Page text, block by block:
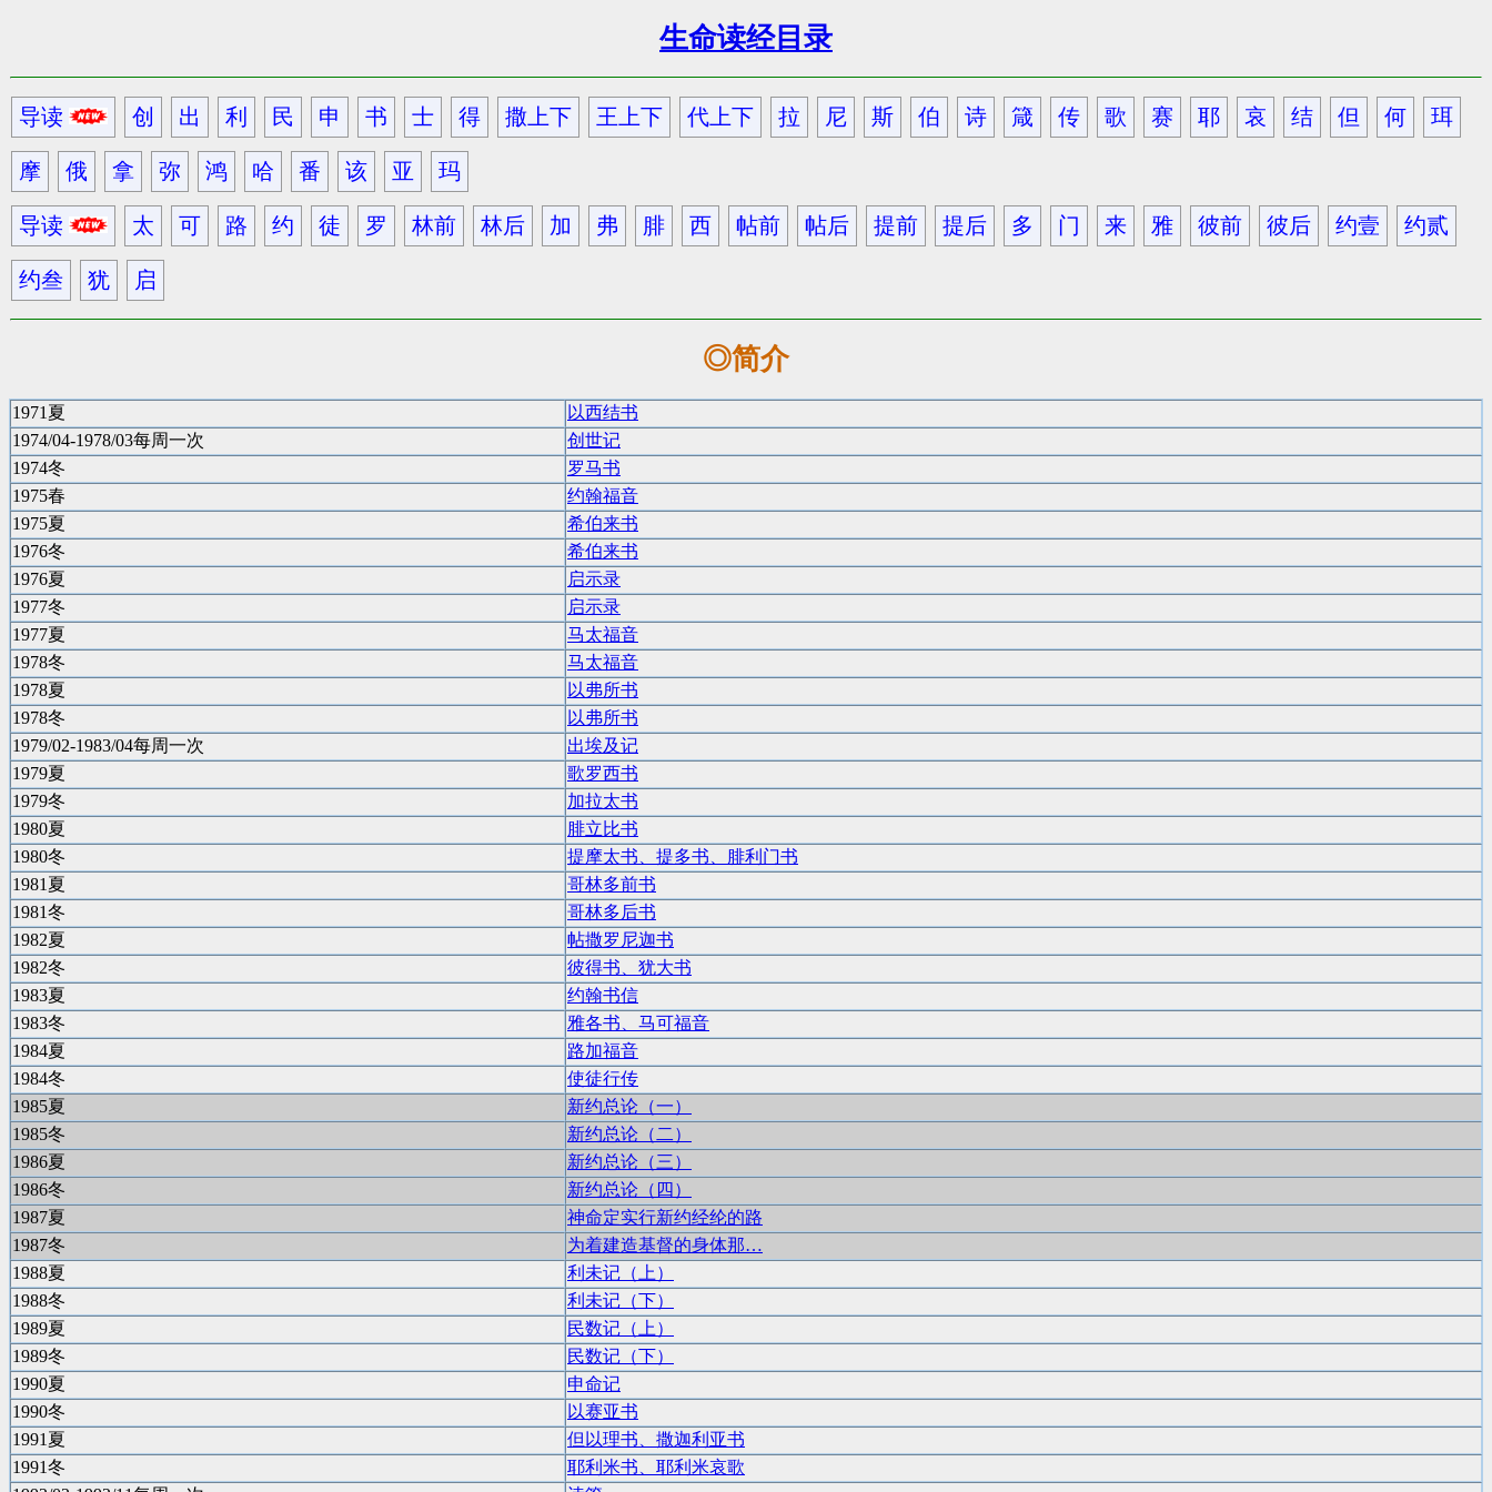
生命读经目录
导读 创 出 利 民 申 书 士 得 撒上下 王上下 代上下 拉 尼 斯 伯 诗 箴 传 歌 赛 耶 哀 结 但 何 珥
摩 俄 拿 弥 鸿 哈 番 该 亚 玛
导读 太 可 路 约 徒 罗 林前 林后 加 弗 腓 西 帖前 帖后 提前 提后 多 门 来 雅 彼前 彼后 约壹 约贰
约叁 犹 启
◎简介
1971夏
以西结书
1974/04-1978/03每周一次
创世记
1974冬
罗马书
1975春
约翰福音
1975夏
希伯来书
1976冬
希伯来书
1976夏
启示录
1977冬
启示录
1977夏
马太福音
1978冬
马太福音
1978夏
以弗所书
1978冬
以弗所书
1979/02-1983/04每周一次
出埃及记
1979夏
歌罗西书
1979冬
加拉太书
1980夏
腓立比书
1980冬
提摩太书、提多书、腓利门书
1981夏
哥林多前书
1981冬
哥林多后书
1982夏
帖撒罗尼迦书
1982冬
彼得书、犹大书
1983夏
约翰书信
1983冬
雅各书、马可福音
1984夏
路加福音
1984冬
使徒行传
1985夏
新约总论（一）
1985冬
新约总论（二）
1986夏
新约总论（三）
1986冬
新约总论（四）
1987夏
神命定实行新约经纶的路
1987冬
为着建造基督的身体那…
1988夏
利未记（上）
1988冬
利未记（下）
1989夏
民数记（上）
1989冬
民数记（下）
1990夏
申命记
1990冬
以赛亚书
1991夏
但以理书、撒迦利亚书
1991冬
耶利米书、耶利米哀歌